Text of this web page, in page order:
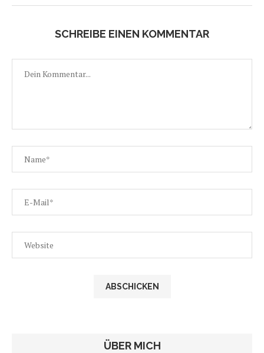
SCHREIBE EINEN KOMMENTAR
ÜBER MICH